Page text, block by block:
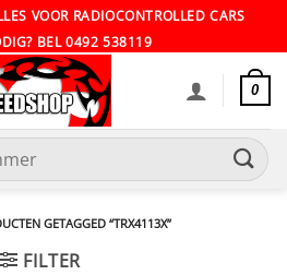
VOOR RADIOCONTROLLED CARS
BEL 0492 538119
0
GETAGGED “TRX4113X”
FILTER